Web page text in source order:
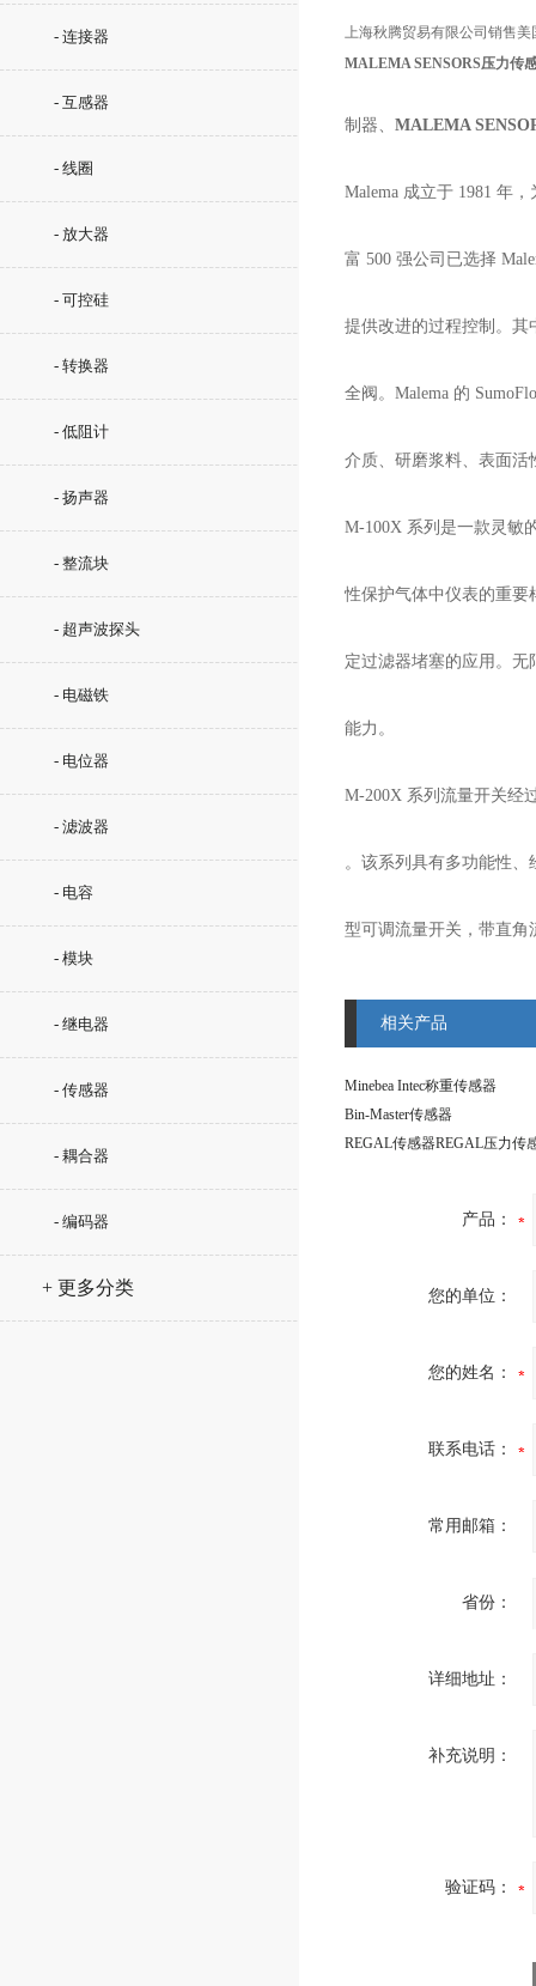
- 连接器
- 互感器
- 线圈
- 放大器
- 可控硅
- 转换器
- 低阻计
- 扬声器
- 整流块
- 超声波探头
- 电磁铁
- 电位器
- 滤波器
- 电容
- 模块
- 继电器
- 传感器
- 耦合器
- 编码器
+ 更多分类
上海秋腾贸易有限公司销售美
MALEMA SENSORS压力传
制器、 MALEMA
Malema 成立于 1981 年
富 500 强公司已选择
提供改进的过程控制。其
全阀。Malema 的
介质、研磨浆料、表面活
M-100X 系列是一款灵敏
性保护气体中仪表的重要
定过滤器堵塞的应用。
能力。
M-200X 系列流量开关经
。该系列具有多功能性
型可调流量开关，带直角
相关产品
Minebea Intec称重传感器
Bin-Master传感器
REGAL传感器REGAL压力传
产品：
您的单位：
您的姓名：
联系电话：
常用邮箱：
省份：
详细地址：
补充说明：
验证码：